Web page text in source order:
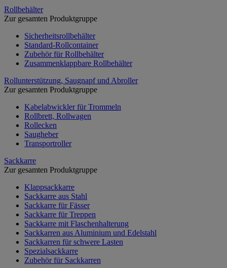
Rollbehälter
Zur gesamten Produktgruppe
Sicherheitsrollbehälter
Standard-Rollcontainer
Zubehör für Rollbehälter
Zusammenklappbare Rollbehälter
Rollunterstützung, Saugnapf und Abroller
Zur gesamten Produktgruppe
Kabelabwickler für Trommeln
Rollbrett, Rollwagen
Rollecken
Saugheber
Transportroller
Sackkarre
Zur gesamten Produktgruppe
Klappsackkarre
Sackkarre aus Stahl
Sackkarre für Fässer
Sackkarre für Treppen
Sackkarre mit Flaschenhalterung
Sackkarren aus Aluminium und Edelstahl
Sackkarren für schwere Lasten
Spezialsackkarre
Zubehör für Sackkarren